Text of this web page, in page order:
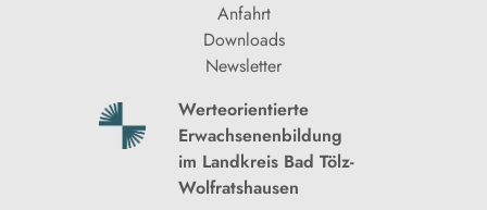
Anfahrt
Downloads
Newsletter
Werteorientierte
Erwachsenenbildung
im Landkreis Bad Tölz-
Wolfratshausen